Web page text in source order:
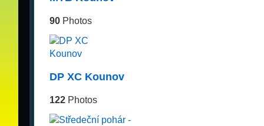
90Photos
DP XC Kounov
122Photos